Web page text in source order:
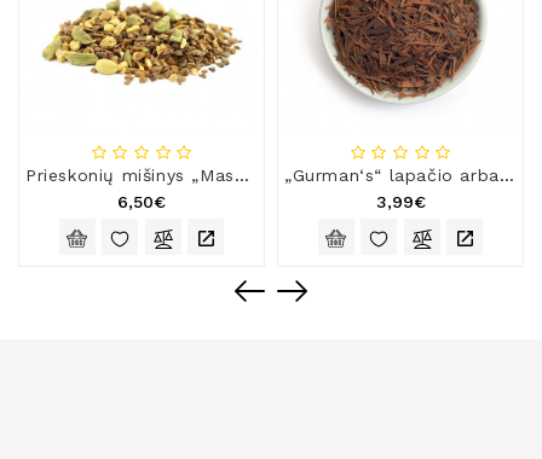
Prieskonių mišinys „Masala spice blend“
6,50€
„Gurman‘s“ lapačio arbata
3,99€